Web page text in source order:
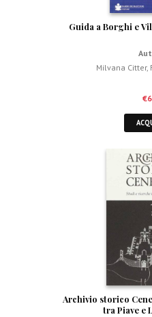
Guida a Borghi e
Milvana Citter,
€
Archivio storico
tra Piave e